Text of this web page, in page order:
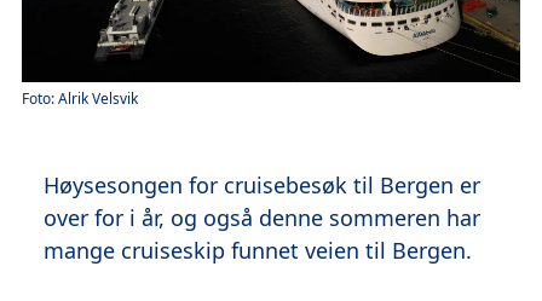
Foto: Alrik Velsvik
Høysesongen for cruisebesøk til Bergen er
over for i år, og også denne sommeren har
mange cruiseskip funnet veien til Bergen.